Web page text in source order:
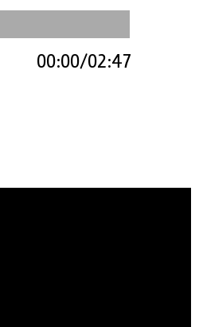
02:47
00:00